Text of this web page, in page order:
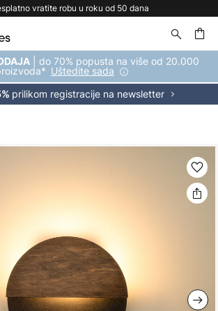
vratite robu u roku od 50 dana
| do 70% popusta na više od 20.000
Uštedite sada
prilikom registracije na newsletter